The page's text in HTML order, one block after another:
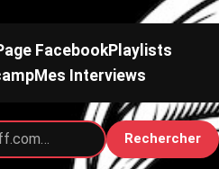
FacebookPlaylists
Mes Interviews
Rechercher